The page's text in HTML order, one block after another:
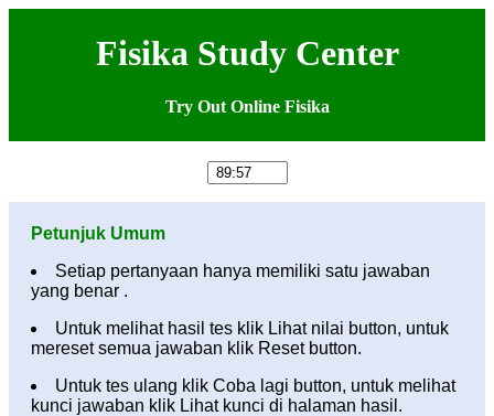
Fisika Study Center
Try Out Online Fisika
Petunjuk Umum
Setiap pertanyaan hanya memiliki satu jawaban
yang benar .
Untuk melihat hasil tes klik Lihat nilai button, untuk
mereset semua jawaban klik Reset button.
Untuk tes ulang klik Coba lagi button, untuk melihat
kunci jawaban klik Lihat kunci di halaman hasil.